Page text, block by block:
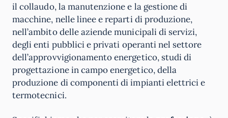
il collaudo, la manutenzione e la gestione di
macchine, nelle linee e reparti di produzione,
nell’ambito delle aziende municipali di servizi,
degli enti pubblici e privati operanti nel settore
dell’approvvigionamento energetico, studi di
progettazione in campo energetico, della
produzione di componenti di impianti elettrici e
termotecnici.